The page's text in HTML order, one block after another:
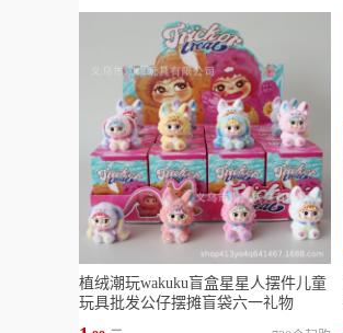
植绒潮玩wakuku盲盒星星人摆件儿童
玩具批发公仔摆摊盲袋六一礼物